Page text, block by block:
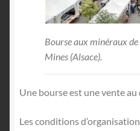
Bourse aux minéraux
Mines (Alsace).
Une bourse est une vente au
Les conditions